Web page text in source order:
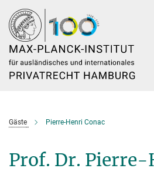
Hauptinhalt
Gäste Pierre-Henri Conac
Prof. Dr.